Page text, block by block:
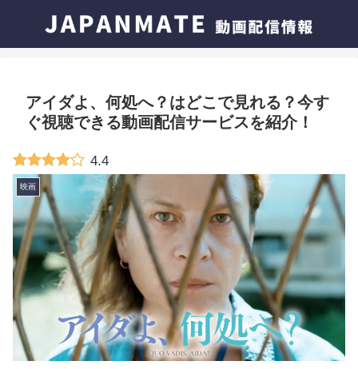
アイダよ、何処へ？はどこで見れる？今す
ぐ視聴できる動画配信サービスを紹介！
4.4
映画